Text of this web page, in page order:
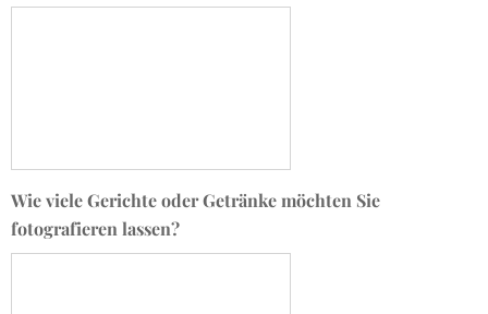
Wie viele Gerichte oder Getränke möchten Sie
fotografieren lassen?